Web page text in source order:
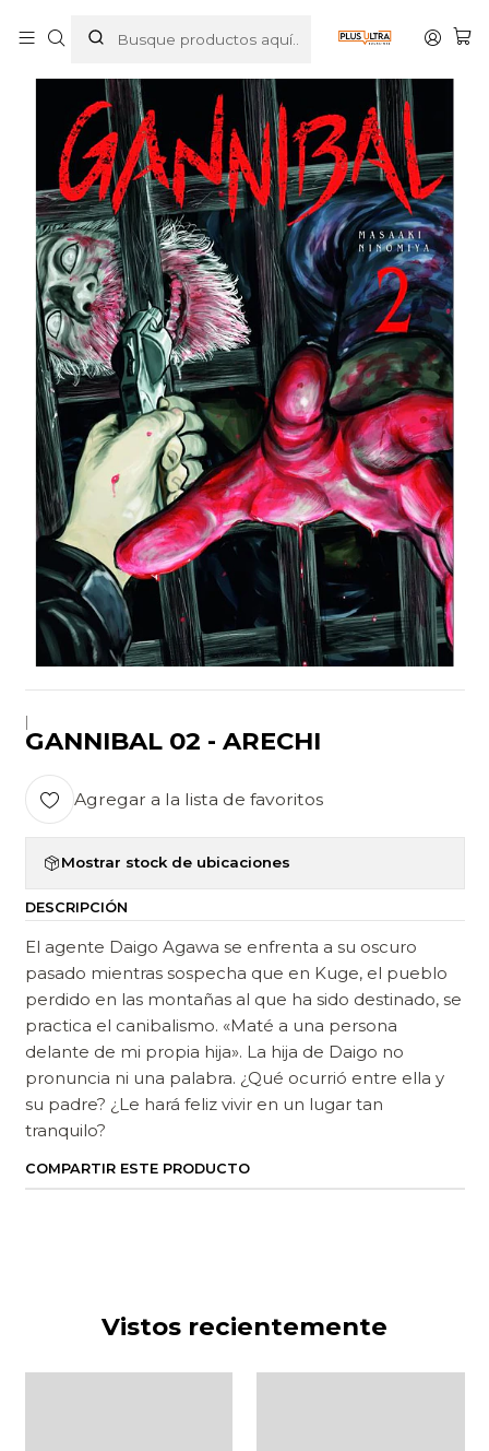
|
GANNIBAL 02 - ARECHI
Agregar a la lista de favoritos
Mostrar stock de ubicaciones
DESCRIPCIÓN
El agente Daigo Agawa se enfrenta a su oscuro
pasado mientras sospecha que en Kuge, el pueblo
perdido en las montañas al que ha sido destinado, se
practica el canibalismo. «Maté a una persona
delante de mi propia hija». La hija de Daigo no
pronuncia ni una palabra. ¿Qué ocurrió entre ella y
su padre? ¿Le hará feliz vivir en un lugar tan
tranquilo?
COMPARTIR ESTE PRODUCTO
Vistos recientemente